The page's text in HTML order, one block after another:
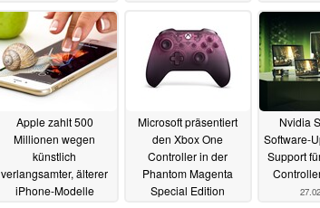
05.03.2020
Apple zahlt 500
Millionen wegen
künstlich
verlangsamter, älterer
iPhone-Modelle
Microsoft präsentiert
den Xbox One
Controller in der
Phantom Magenta
Special Edition
Nvidia
Software-
Support